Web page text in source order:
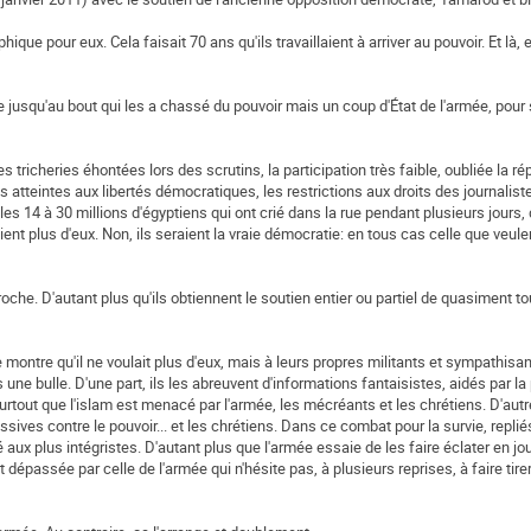
pour eux. Cela faisait 70 ans qu'ils travaillaient à arriver au pouvoir. Et là,
bout qui les a chassé du pouvoir mais un coup d'État de l'armée,
tricheries éhontées lors des scrutins, la participation très faible, oubliée la
aux libertés démocratiques, les restrictions aux droits des
14 à 30 millions d'égyptiens qui ont crié dans la rue pendant plusieurs jours,
plus d'eux. Non, ils seraient la vraie démocratie: en tous cas celle que
D'autant plus qu'ils obtiennent le soutien entier ou partiel de quasiment
qu'il ne voulait plus d'eux, mais à leurs propres militants et
bulle. D'une part, ils les abreuvent d'informations fantaisistes, aidés par la
que l'islam est menacé par l'armée, les mécréants et les chrétiens.
contre le pouvoir... et les chrétiens. Dans ce combat pour la survie,
plus intégristes. D'autant plus que l'armée essaie de les faire éclater en
par celle de l'armée qui n'hésite pas, à plusieurs reprises, à faire